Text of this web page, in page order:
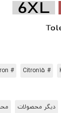
# Citron15
# Citron
دیگر محصولات